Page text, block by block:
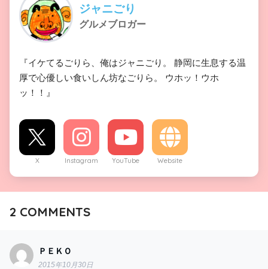
ジャニごり
グルメブロガー
『イケてるごりら、俺はジャニごり。 静岡に生息する温
厚で心優しい食いしん坊なごりら。 ウホッ！ウホ
ッ！！』
X Instagram YouTube Website
2 COMMENTS
ＰＥＫＯ
2015年10月30日